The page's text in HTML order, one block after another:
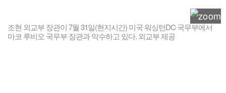
조현 외교부 장관이 7월 31일(현지시간) 미국 워싱턴DC 국무부에서
마코 루비오 국무부 장관과 악수하고 있다. 외교부 제공